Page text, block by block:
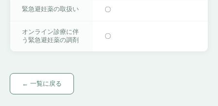
緊急避妊薬の取扱い 〇
オンライン診療に伴
う緊急避妊薬の調剤
〇
← 一覧に戻る